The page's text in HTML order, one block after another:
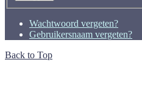
Wachtwoord vergeten?
Gebruikersnaam vergeten?
Back to Top